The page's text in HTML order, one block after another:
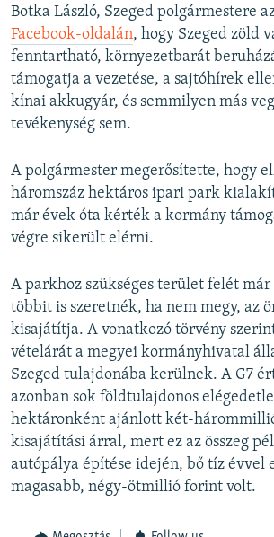
Botka László, Szeged polgármestere
Facebook-oldalán, hogy Szeged zöld
fenntartható, környezetbarát
támogatja a vezetése, a sajtóhírek
kínai akkugyár, és semmilyen más
tevékenység sem.
A polgármester megerősítette, hogy
háromszáz hektáros ipari park
már évek óta kérték a kormány
végre sikerült elérni.
A parkhoz szükséges terület felét
többit is szeretnék, ha nem megy, az
kisajátítja. A vonatkozó törvény
vételárát a megyei kormányhivatal
Szeged tulajdonába kerülnek. A G7
azonban sok földtulajdonos
hektáronként ajánlott két-
kisajátítási árral, mert ez az összeg
autópálya építése idején, bő tíz évvel
magasabb, négy-ötmillió forint volt.